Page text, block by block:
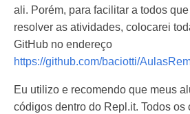
ali. Porém, para facilitar a todos
resolver as atividades, colocarei
GitHub no endereço
https://github.com/baciotti/
Eu utilizo e recomendo que meus
códigos dentro do Repl.it. Todos os